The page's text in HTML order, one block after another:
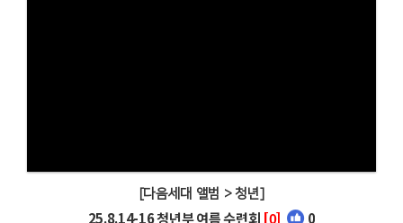
[다음세대 앨범 > 청년]
25.8.14-16 청년부 여름 수련회 [0] 0